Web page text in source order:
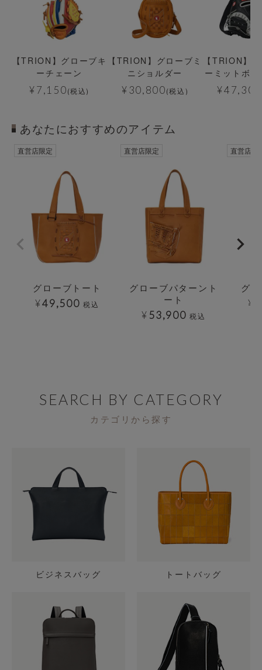
【TRION】グローブキ
ーチェーン
¥7,150(税込)
【TRION】グローブミ
ニショルダー
¥30,800(税込)
【TRION】
ーミットボ
¥47,300
あなたにおすすめのアイテム
直営店限定
グローブトート
¥49,500 税込
直営店限定
グローブパターント
ート
¥ 53,900 税込
直営店限
グ
¥
SEARCH BY CATEGORY
カテゴリから探す
ビジネスバッグ トートバッグ